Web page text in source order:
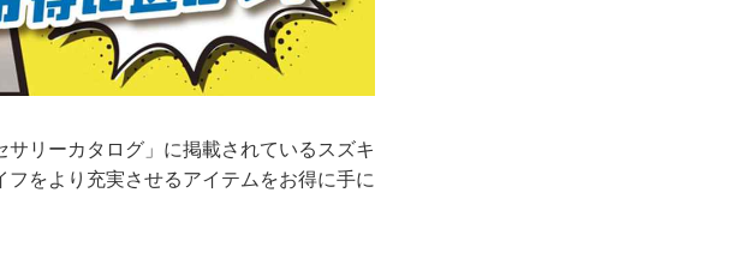
リーカタログ」に掲載されているスズキ
をより充実させるアイテムをお得に手に